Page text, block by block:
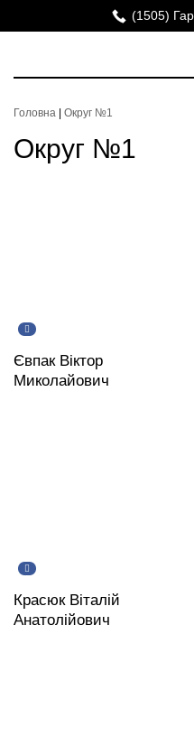
(1505)
Головна Округ №1
Округ №1
Євпак Віктор
Миколайович
Красюк Віталій
Анатолійович